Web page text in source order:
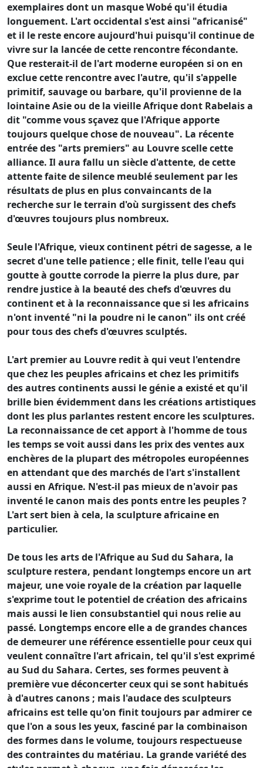
exemplaires dont un masque Wobé qu'il étudia
longuement. L'art occidental s'est ainsi "africanisé"
et il le reste encore aujourd'hui puisqu'il continue de
vivre sur la lancée de cette rencontre fécondante.
Que resterait-il de l'art moderne européen si on en
exclue cette rencontre avec l'autre, qu'il s'appelle
primitif, sauvage ou barbare, qu'il provienne de la
lointaine Asie ou de la vieille Afrique dont Rabelais a
dit "comme vous sçavez que l'Afrique apporte
toujours quelque chose de nouveau". La récente
entrée des "arts premiers" au Louvre scelle cette
alliance. Il aura fallu un siècle d'attente, de cette
attente faite de silence meublé seulement par les
résultats de plus en plus convaincants de la
recherche sur le terrain d'où surgissent des chefs
d'œuvres toujours plus nombreux.
Seule l'Afrique, vieux continent pétri de sagesse, a le
secret d'une telle patience ; elle finit, telle l'eau qui
goutte à goutte corrode la pierre la plus dure, par
rendre justice à la beauté des chefs d'œuvres du
continent et à la reconnaissance que si les africains
n'ont inventé "ni la poudre ni le canon" ils ont créé
pour tous des chefs d'œuvres sculptés.
L'art premier au Louvre redit à qui veut l'entendre
que chez les peuples africains et chez les primitifs
des autres continents aussi le génie a existé et qu'il
brille bien évidemment dans les créations artistiques
dont les plus parlantes restent encore les sculptures.
La reconnaissance de cet apport à l'homme de tous
les temps se voit aussi dans les prix des ventes aux
enchères de la plupart des métropoles européennes
en attendant que des marchés de l'art s'installent
aussi en Afrique. N'est-il pas mieux de n'avoir pas
inventé le canon mais des ponts entre les peuples ?
L'art sert bien à cela, la sculpture africaine en
particulier.
De tous les arts de l'Afrique au Sud du Sahara, la
sculpture restera, pendant longtemps encore un art
majeur, une voie royale de la création par laquelle
s'exprime tout le potentiel de création des africains
mais aussi le lien consubstantiel qui nous relie au
passé. Longtemps encore elle a de grandes chances
de demeurer une référence essentielle pour ceux qui
veulent connaître l'art africain, tel qu'il s'est exprimé
au Sud du Sahara. Certes, ses formes peuvent à
première vue déconcerter ceux qui se sont habitués
à d'autres canons ; mais l'audace des sculpteurs
africains est telle qu'on finit toujours par admirer ce
que l'on a sous les yeux, fasciné par la combinaison
des formes dans le volume, toujours respectueuse
des contraintes du matériau. La grande variété des